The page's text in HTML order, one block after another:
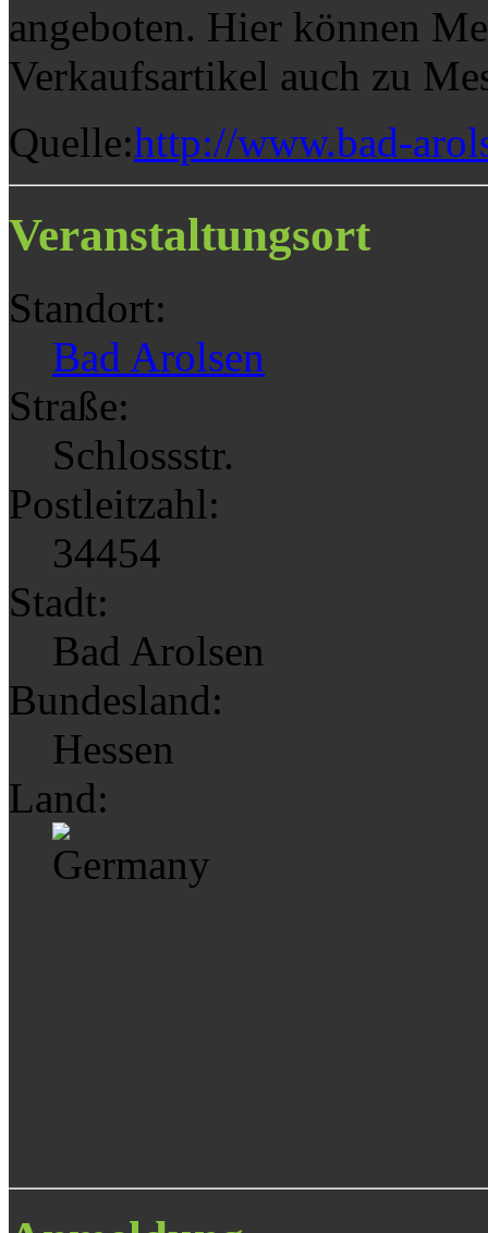
angeboten. Hier können
Verkaufsartikel auch zu
Quelle:http://www.bad-
Veranstaltungsort
Standort:
Bad Arolsen
Straße:
Schlossstr.
Postleitzahl:
34454
Stadt:
Bad Arolsen
Bundesland:
Hessen
Land: